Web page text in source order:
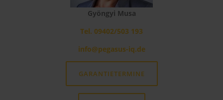
Gyöngyi Musa
Tel. 09402/503 193
info@pegasus-iq.de
GARANTIETERMINE